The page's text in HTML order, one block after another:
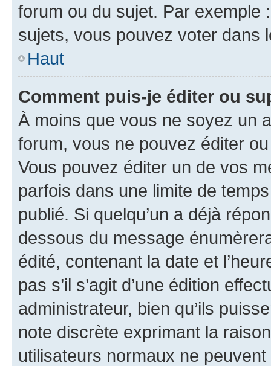
forum ou du sujet. Par exemple
sujets, vous pouvez voter dans
Haut
Comment puis-je éditer ou
À moins que vous ne soyez un
forum, vous ne pouvez éditer
Vous pouvez éditer un de vos
parfois dans une limite de
publié. Si quelqu’un a déjà
dessous du message
édité, contenant la date et
pas s’il s’agit d’une édition
administrateur, bien qu’ils
note discrète exprimant la
utilisateurs normaux ne